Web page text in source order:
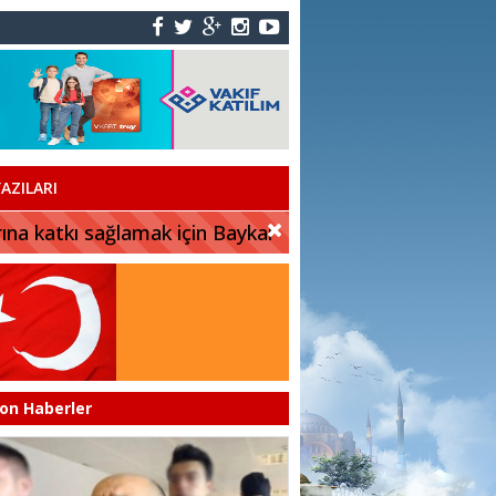
katkı sağlamak için Baykar
Haberler